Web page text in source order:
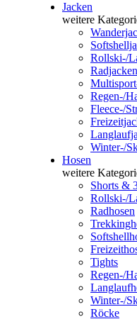
Jacken
weitere
Rollski-/
Radjacken
Regen-/
Fleece-/
Winter-/
Hosen
weitere
Shorts &
Rollski-/
Radhosen
Tights
Regen-/
Winter-/
Röcke